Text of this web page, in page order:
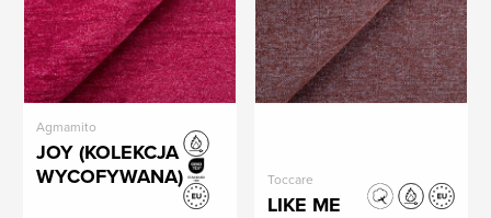
Agmamito
JOY (KOLEKCJA
WYCOFYWANA)
Toccare
LIKE ME